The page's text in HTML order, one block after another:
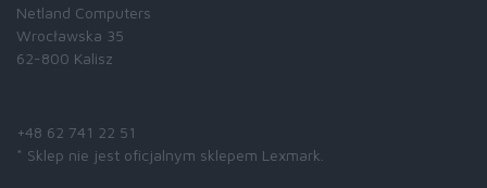
Netland Computers
Wrocławska 35
62-800 Kalisz
+48 62 741 22 51
* Sklep nie jest oficjalnym sklepem Lexmark.